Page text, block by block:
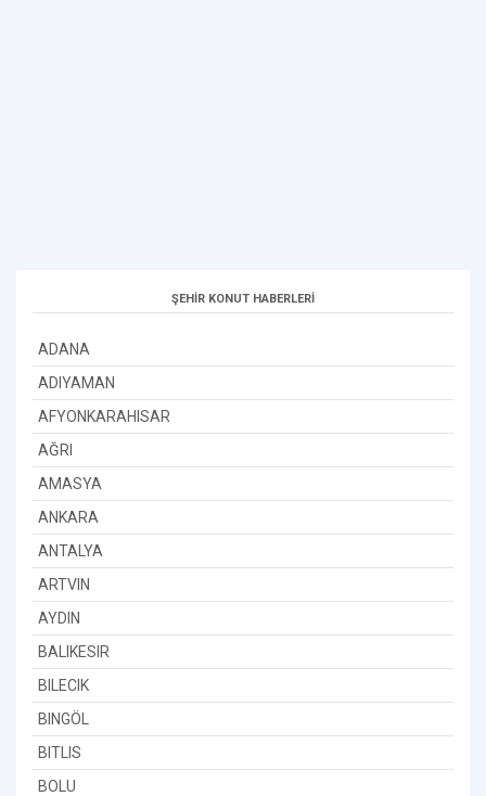
ŞEHİR KONUT HABERLERİ
ADANA
ADIYAMAN
AFYONKARAHISAR
AĞRI
AMASYA
ANKARA
ANTALYA
ARTVIN
AYDIN
BALIKESIR
BILECIK
BINGÖL
BITLIS
BOLU